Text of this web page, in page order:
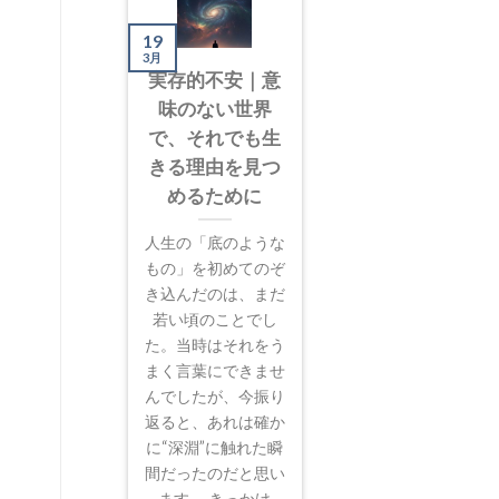
実存的不安｜意
味のない世界
で、それでも生
きる理由を見つ
めるために
人生の「底のような
もの」を初めてのぞ
き込んだのは、まだ
若い頃のことでし
た。当時はそれをう
まく言葉にできませ
んでしたが、今振り
返ると、あれは確か
に“深淵”に触れた瞬
間だったのだと思い
19
3月